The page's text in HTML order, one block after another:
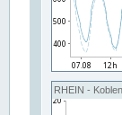
RHEIN -